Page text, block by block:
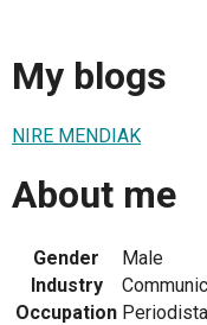
My blogs
NIRE MENDIAK
About me
Gender
Male
Industry
Occupation Periodista